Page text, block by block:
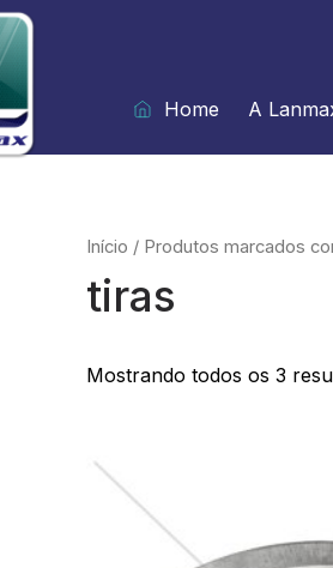
Ir
para
o
conteúdo
Home
A
Início / Produtos marcados
tiras
Mostrando todos os 3